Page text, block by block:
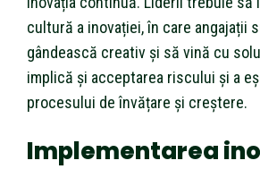
cultură a inovației, în care angajații
gândească creativ și să vină cu
implică și acceptarea riscului și a
procesului de învățare și creștere.
Implementarea